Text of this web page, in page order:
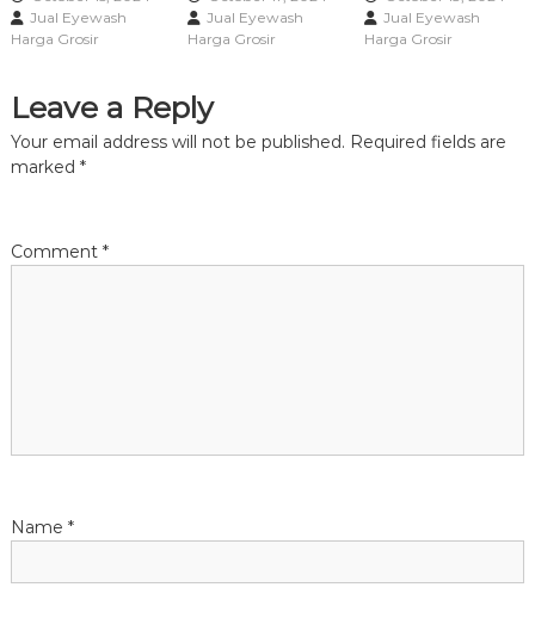
g
a
t
o
Jual Eyewash
Harga Grosir
Jual Eyewash
Harga Grosir
Jual Eyewash
Harga Grosir
Leave a Reply
Your email address will not be published. Required fields are
marked *
Comment *
Name *